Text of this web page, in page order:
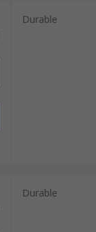
Durable
Durable